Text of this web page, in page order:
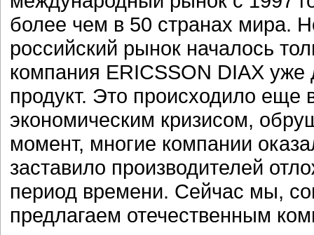
более чем в 50 странах мира.
российский рынок началось
компания ERICSSON DIAX уже
продукт. Это происходило еще
экономическим кризисом,
момент, многие компании
заставило производителей
период времени. Сейчас мы,
предлагаем отечественным